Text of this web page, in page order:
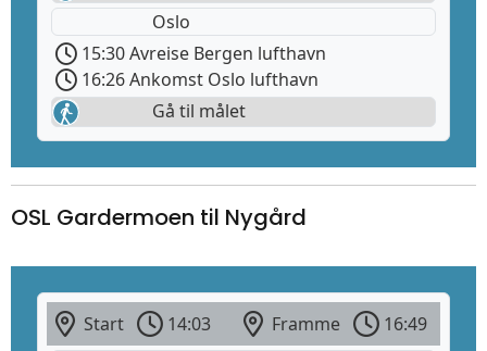
Oslo
15:30 Avreise Bergen lufthavn
16:26 Ankomst Oslo lufthavn
Gå til målet
OSL Gardermoen til Nygård
Start 14:03 Framme
16:49